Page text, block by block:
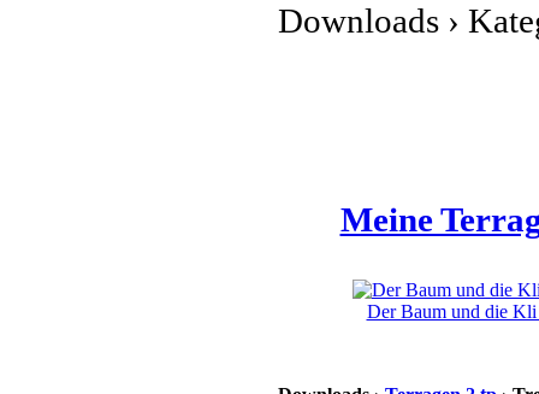
Downloads ›
Meine
Der Baum und die Kli